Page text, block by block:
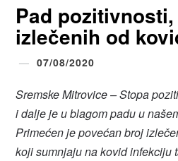
Pad
izlečenih od
07/08/2020
Sremske Mitrovice – Stopa
i dalje je u blagom padu u
Primećen je povećan broj
koji sumnjaju na kovid infekciju